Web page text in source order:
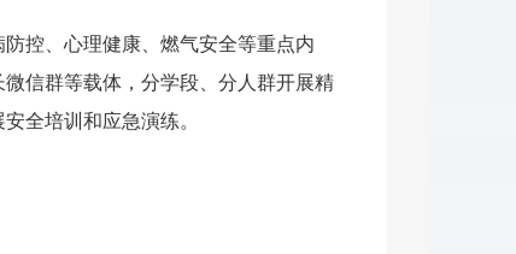
控、心理健康、燃气安全等重点内
信群等载体，分学段、分人群开展精
全培训和应急演练。